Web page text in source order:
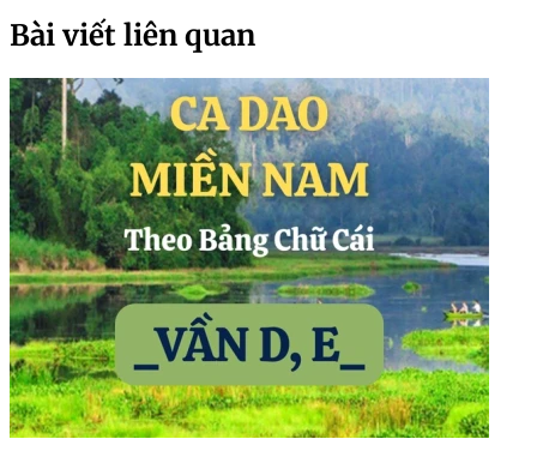
Bài viết liên quan